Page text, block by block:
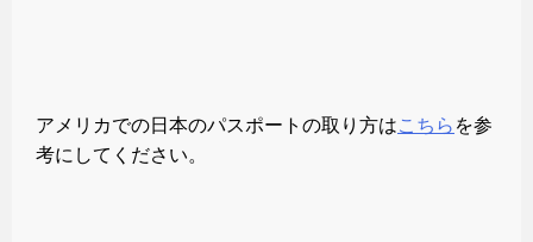
アメリカでの日本のパスポートの取り方はこちら を参
考にしてください。